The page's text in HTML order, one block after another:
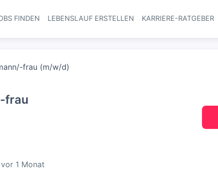
Haupt-Navigation
FINDEN LEBENSLAUF ERSTELLEN KARRIERE-RATGEBER
frau (m/w/d)
frau
:
vor 1 Monat